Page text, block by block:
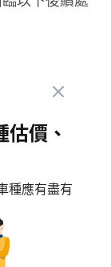
價、
種應有盡有
致牌照被吊
直接拆除違